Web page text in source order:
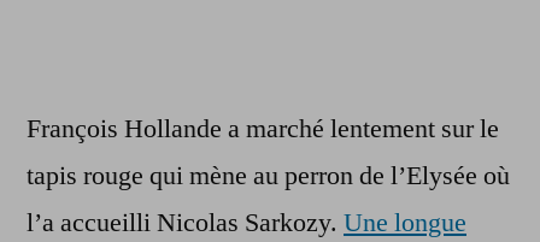
François Hollande a marché lentement sur le
tapis rouge qui mène au perron de l’Elysée où
l’a accueilli Nicolas Sarkozy. Une longue